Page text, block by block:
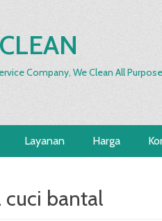
Company, We Clean All Purpose
Layanan Harga
cuci bantal